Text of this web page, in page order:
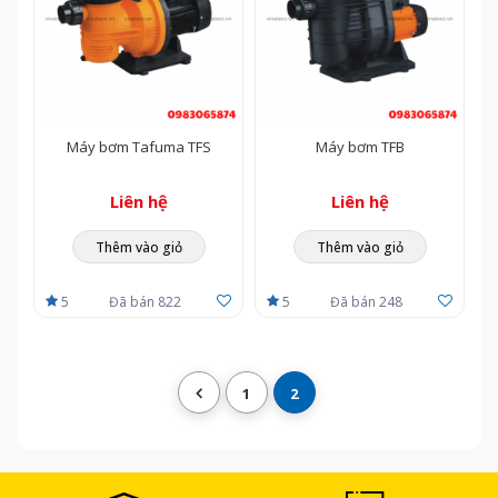
Máy bơm Tafuma TFS
Liên hệ
Thêm vào giỏ
5 Đã bán 822
Máy bơm TFB
Liên hệ
Thêm vào giỏ
5 Đã bán 248
1 2